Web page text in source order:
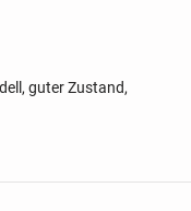
guter Zustand,